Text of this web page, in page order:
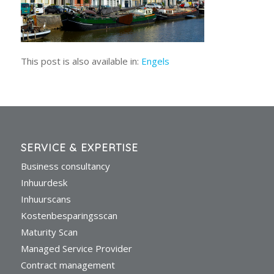
This post is also available in: Engels
SERVICE & EXPERTISE
Business consultancy
Inhuurdesk
Inhuurscans
Kostenbesparingsscan
Maturity Scan
Managed Service Provider
Contract management